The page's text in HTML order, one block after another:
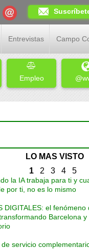
Entrevistas Campo
Empleo
LO MAS VISTO
1 2 3 4 5
la IA trabaja para ti y
por ti, no es lo mismo
DIGITALES: el fenómeno
Barcelona y
de servicio